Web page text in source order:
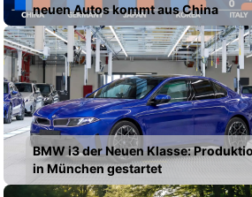
neuen Autos kommt aus China
BMW i3 der Neuen Klasse:
in München gestartet